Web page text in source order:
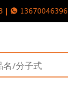
| 13670046396